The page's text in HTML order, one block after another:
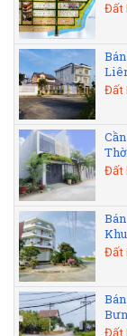
Đất
Đất
Đất
Đất
Đất